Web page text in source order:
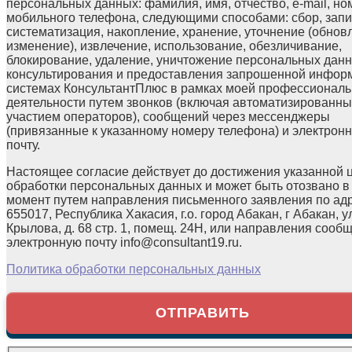
персональных данных: фамилия, имя, отчество, e-mail,
мобильного телефона, следующими способами: сбор,
систематизация, накопление, хранение, уточнение
изменение), извлечение, использование, обезличивание,
блокирование, удаление, уничтожение персональных
консультирования и предоставления запрошенной
системах КонсультантПлюс в рамках моей
деятельности путем звонков (включая
участием операторов), сообщений через мессенджеры
(привязанные к указанному номеру телефона) и
почту.
Настоящее согласие действует до достижения указанной
обработки персональных данных и может быть отозвано
момент путем направления письменного заявления по
655017, Республика Хакасия, г.о. город Абакан, г Абакан,
Крылова, д. 68 стр. 1, помещ. 24Н, или направления
электронную почту info@consultant19.ru.
Политика обработки персональных данных